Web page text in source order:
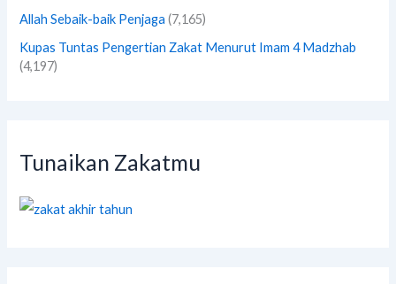
Allah Sebaik-baik Penjaga (7,165)
Kupas Tuntas Pengertian Zakat Menurut Imam 4 Madzhab
(4,197)
Tunaikan Zakatmu